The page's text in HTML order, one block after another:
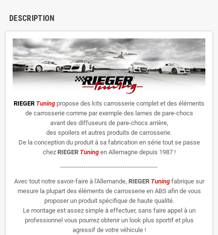
DESCRIPTION
RIEGER Tuning propose des kits carrosserie complet et des éléments
de carrosserie comme par exemple des lames de pare-chocs
avant des diffuseurs de pare-chocs arrière,
des spoilers et autres produits de carrosserie.
De la conception du produit à sa fabrication en série tout se passe
chez RIEGER Tuningen Allemagne depuis 1987 !
--------------------------------------------------
Avec tout notre savoir-faire à l'Allemande, RIEGER Tuning fabrique sur
mesure la plupart des éléments de carrosserie en ABS afin de vous
proposer un produit spécifique de haute qualité.
Le montage est assez simple à effectuer, sans faire appel à un
professionnel vous pourrez obtenir un look plus sportif et plus
agressif de votre véhicule !